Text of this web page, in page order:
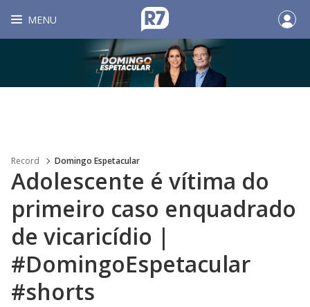
MENU
Record Domingo Espetacular
Adolescente é vítima do
primeiro caso enquadrado
de vicaricídio |
#DomingoEspetacular
#shorts